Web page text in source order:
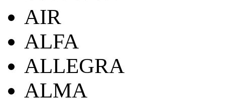
AIR
ALFA
ALLEGRA
ALMA